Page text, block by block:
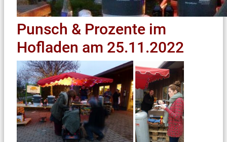
Punsch & Prozente im
Hofladen am 25.11.2022